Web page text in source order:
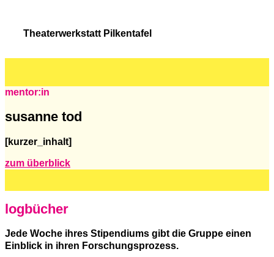
Theaterwerkstatt Pilkentafel
mentor:in
susanne tod
[kurzer_inhalt]
zum überblick
logbücher
Jede Woche ihres Stipendiums gibt die Gruppe einen
Einblick in ihren Forschungsprozess.